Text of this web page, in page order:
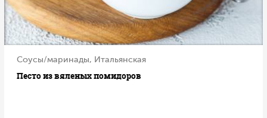
Соусы/маринады, Итальянская
Песто из вяленых помидоров